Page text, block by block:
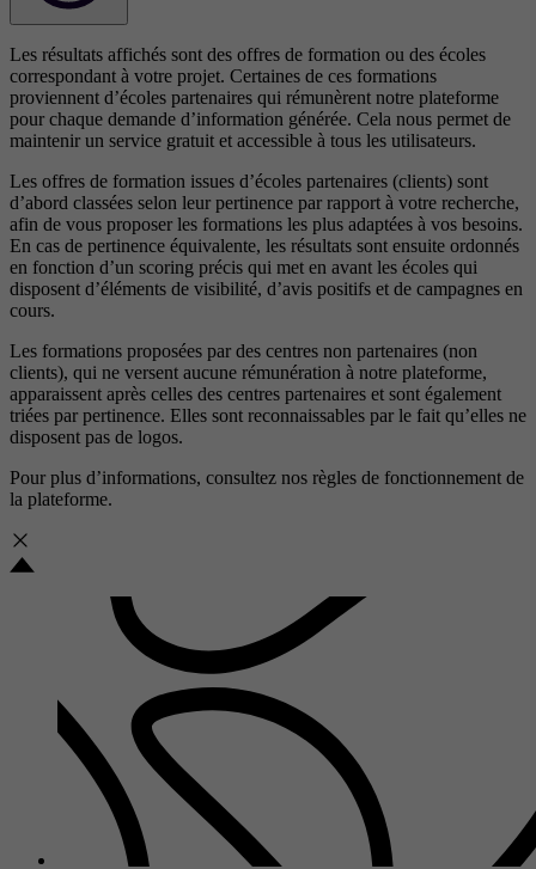
Les résultats affichés sont des offres de formation ou des écoles
correspondant à votre projet. Certaines de ces formations
proviennent d’écoles partenaires qui rémunèrent notre plateforme
pour chaque demande d’information générée. Cela nous permet de
maintenir un service gratuit et accessible à tous les utilisateurs.
Les offres de formation issues d’écoles partenaires (clients) sont
d’abord classées selon leur pertinence par rapport à votre recherche,
afin de vous proposer les formations les plus adaptées à vos besoins.
En cas de pertinence équivalente, les résultats sont ensuite ordonnés
en fonction d’un scoring précis qui met en avant les écoles qui
disposent d’éléments de visibilité, d’avis positifs et de campagnes en
cours.
Les formations proposées par des centres non partenaires (non
clients), qui ne versent aucune rémunération à notre plateforme,
apparaissent après celles des centres partenaires et sont également
triées par pertinence. Elles sont reconnaissables par le fait qu’elles ne
disposent pas de logos.
Pour plus d’informations, consultez nos règles de fonctionnement de
la plateforme.